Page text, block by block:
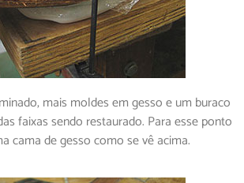
mais moldes em gesso e um buraco
faixas sendo restaurado. Para esse ponto
cama de gesso como se vê acima.